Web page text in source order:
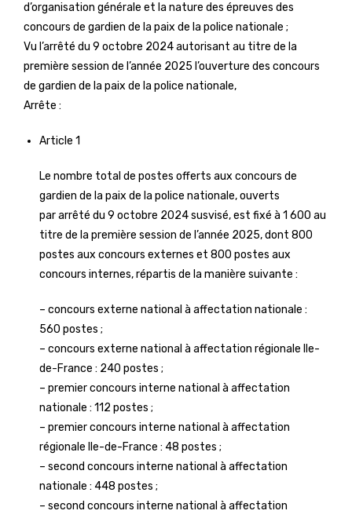
d’organisation générale et la nature des épreuves des
concours de gardien de la paix de la police nationale ;
Vu l’arrêté du 9 octobre 2024 autorisant au titre de la
première session de l’année 2025 l’ouverture des concours
de gardien de la paix de la police nationale,
Arrête :
Article 1
Le nombre total de postes offerts aux concours de
gardien de la paix de la police nationale, ouverts
par arrêté du 9 octobre 2024 susvisé, est fixé à 1 600 au
titre de la première session de l’année 2025, dont 800
postes aux concours externes et 800 postes aux
concours internes, répartis de la manière suivante :
– concours externe national à affectation nationale :
560 postes ;
– concours externe national à affectation régionale Ile-
de-France : 240 postes ;
– premier concours interne national à affectation
nationale : 112 postes ;
– premier concours interne national à affectation
régionale Ile-de-France : 48 postes ;
– second concours interne national à affectation
nationale : 448 postes ;
– second concours interne national à affectation